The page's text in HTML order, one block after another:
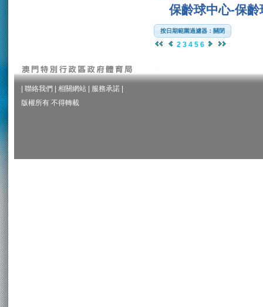
保齡球中心-保
按日期範圍過濾器：關閉
2 3 4 5 6
聯絡我們 相關網站 服務承諾
版權所有 不得轉載